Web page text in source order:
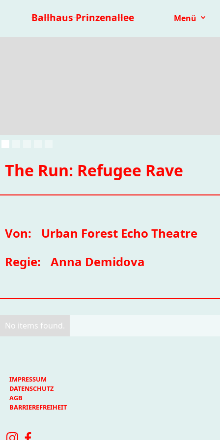
Ballhaus Prinzenallee Menü
Kinder- & Jugendtheater mit.mach.bühne
The Run: Refugee Rave
Von:
Urban Forest Echo Theatre
Regie:
Anna Demidova
No items found.
IMPRESSUM
DATENSCHUTZ
AGB
BARRIEREFREIHEIT